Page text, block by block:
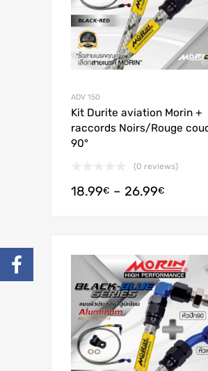
ADV 150
Kit Durite aviation Morin +
raccords Noirs/Rouge
90°
(0 reviews)
18.99€ – 26.99€